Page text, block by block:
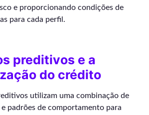
e proporcionando condições de
para cada perfil.
preditivos e a
do crédito
utilizam uma combinação de
padrões de comportamento para